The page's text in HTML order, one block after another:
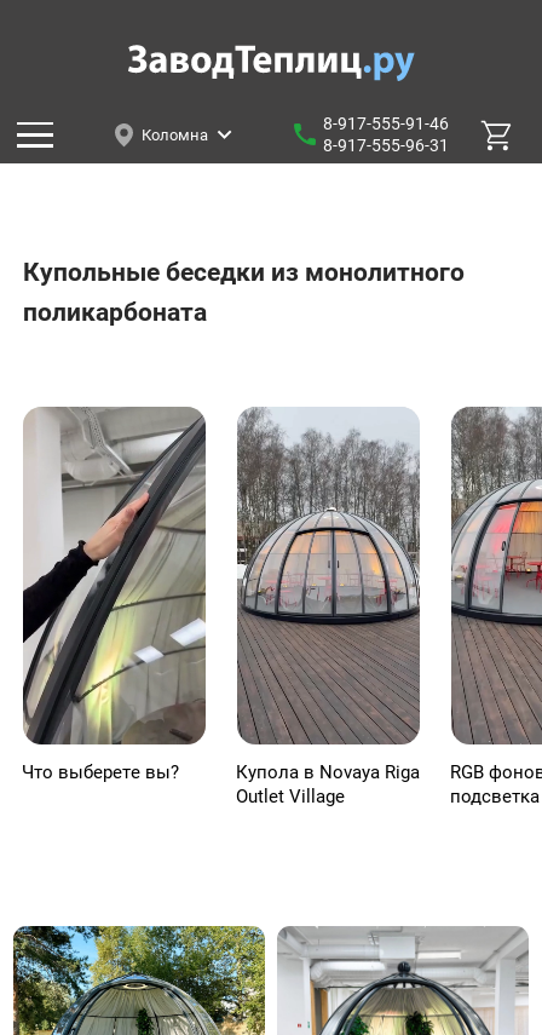
Коломна
8-917-555-91-46
8-917-555-96-31
Купольные беседки из монолитного
поликарбоната
Что выберете вы?
Купола в Novaya Riga
Outlet Village
RGB